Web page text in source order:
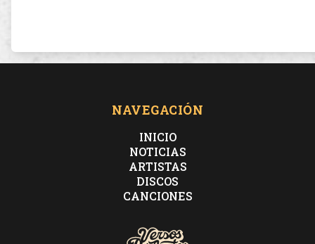
NAVEGACIÓN
INICIO
NOTICIAS
ARTISTAS
DISCOS
CANCIONES